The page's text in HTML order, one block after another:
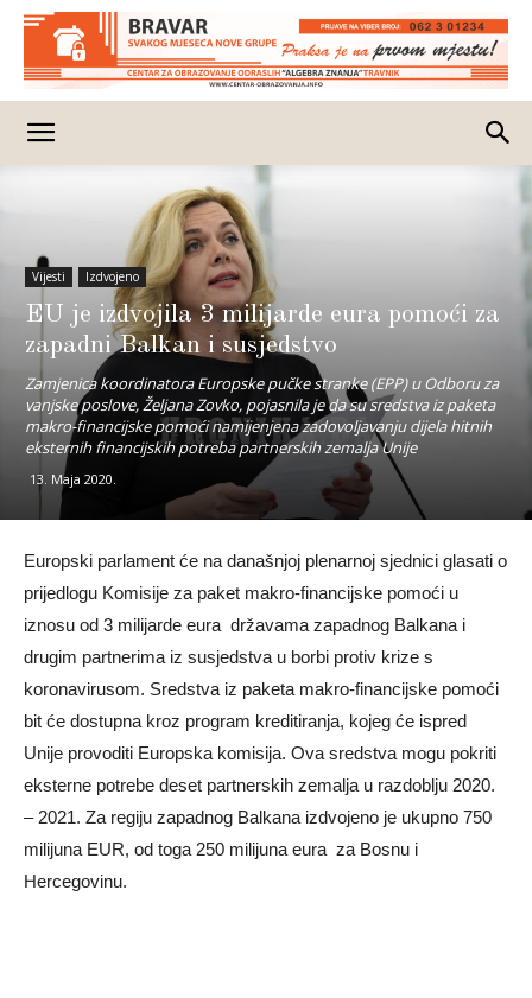
Vijesti Izdvojeno
EU je izdvojila 3 milijarde eura pomoći za
zapadni Balkan i susjedstvo
Zamjenica koordinatora Europske pučke stranke (EPP) u Odboru za
vanjske poslove, Željana Zovko, pojasnila je da su sredstva iz paketa
makro-financijske pomoći namijenjena zadovoljavanju dijela hitnih
eksternih financijskih potreba partnerskih zemalja Unije
13. Maja 2020.
Europski parlament će na današnjoj plenarnoj sjednici glasati o
prijedlogu Komisije za paket makro-financijske pomoći u
iznosu od 3 milijarde eura državama zapadnog Balkana i
drugim partnerima iz susjedstva u borbi protiv krize s
koronavirusom. Sredstva iz paketa makro-financijske pomoći
bit će dostupna kroz program kreditiranja, kojeg će ispred
Unije provoditi Europska komisija. Ova sredstva mogu pokriti
eksterne potrebe deset partnerskih zemalja u razdoblju 2020.
– 2021. Za regiju zapadnog Balkana izdvojeno je ukupno 750
milijuna EUR, od toga 250 milijuna eura za Bosnu i
Hercegovinu.